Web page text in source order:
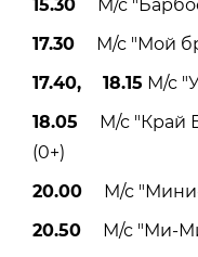
15.30 М/с
17.30 М/с "Мой
17.40, 18.15 М/с
18.05 М/с "Край
(0+)
20.00 М/с
20.50 М/с "Ми-